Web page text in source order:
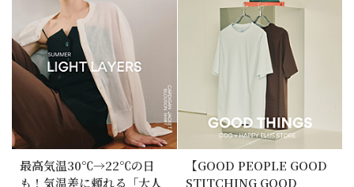
最高気温30℃→22℃の日
も！気温差に頼れる「大人
【GOOD PEOPLE GOOD
STITCHING GOOD